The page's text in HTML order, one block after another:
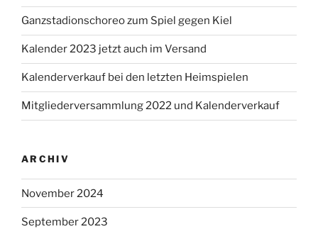
Ganzstadionschoreo zum Spiel gegen Kiel
Kalender 2023 jetzt auch im Versand
Kalenderverkauf bei den letzten Heimspielen
Mitgliederversammlung 2022 und Kalenderverkauf
ARCHIV
November 2024
September 2023